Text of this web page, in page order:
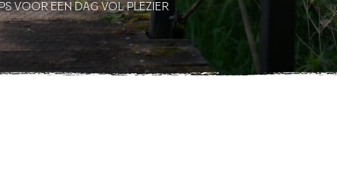
VOOR EEN DAG VOL PLEZIER